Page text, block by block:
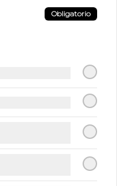
Leche + Hielo + Syrup a
Obligatorio